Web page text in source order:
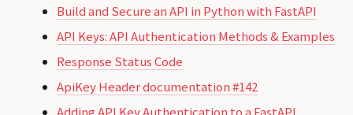
Build and Secure an API in Python with FastAPI
API Keys: API Authentication Methods & Examples
Response Status Code
ApiKey Header documentation #142
Adding API Key Authentication to a FastAPI